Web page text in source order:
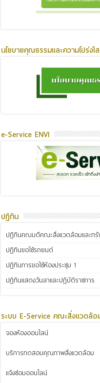
นโยบายคุณธรรมและความโปร่งใส
e-Service ENVI
ปฏิทิน
ปฏิทินคณบดีคณะสิ่งแวดล้อมและท
ปฏิทินขอใช้รถยนต์
ปฏิทินการขอใช้ห้องประชุม 1
ปฏิทินแสดงวันลาและปฏิบัติราชการ
ระบบ E-Service คณะสิ่งแวดล้
จองห้องออนไลน์
บริการทดสอบคุณภาพสิ่งแวดล้อม
แจ้งซ่อมออนไลน์